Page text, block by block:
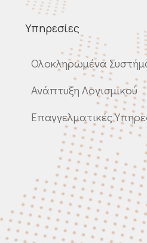
Υπηρεσίες
Ολοκληρωμένα
Ανάπτυξη Λογισμικού
Επαγγελματικές